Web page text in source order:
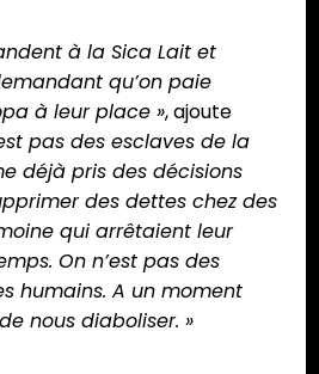
à la Sica Lait et
qu’on paie
à leur place », ajoute
pas des esclaves de la
déjà pris des décisions
des dettes chez des
qui arrêtaient leur
On n’est pas des
humains. A un moment
nous diaboliser. »